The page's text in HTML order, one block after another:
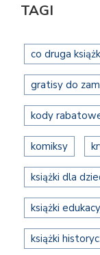
TAGI
co druga
gratisy do
kody
komiksy
książki dla
książki
książki